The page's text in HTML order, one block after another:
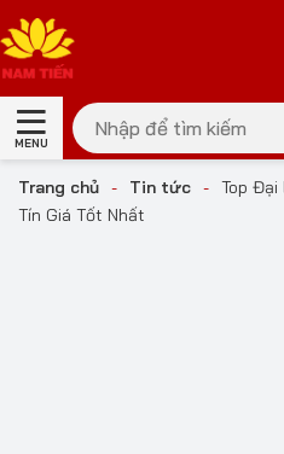
MENU
Trang chủ - Tin tức - Top Đại
Tín Giá Tốt Nhất